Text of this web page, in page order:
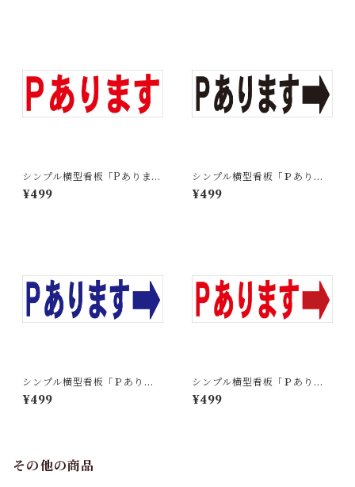
シンプル横型看板「Pあります
(赤)」【駐車場】屋外可
¥499
シンプル横型看板「Ｐありま
す 右矢印(黒)」【駐車場】屋
外可
¥499
シンプル横型看板「Ｐありま
す 右矢印(青)」【駐車場】屋
外可
¥499
シンプル横型看板「Ｐありま
す 右矢印(赤)」【駐車場】屋
外可
¥499
その他の商品